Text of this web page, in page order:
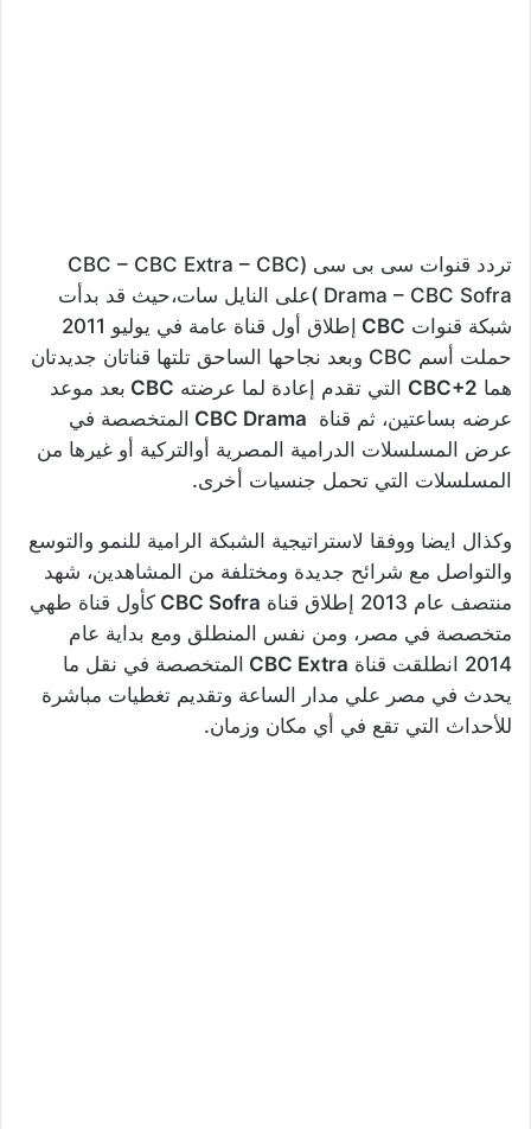
تردد قنوات سى بى سى (CBC – CBC Extra – CBC
Drama – CBC Sofra )على النايل سات،حيث قد بدأت
شبكة قنوات CBC
إطلاق أول قناة عامة في يوليو 2011
حملت أسم CBC وبعد نجاحها الساحق تلتها قناتان جديدتان
هما CBC+2 التي تقدم إعادة لما عرضته CBC بعد موعد
عرضه بساعتين، ثم قناة CBC Drama المتخصصة في
عرض المسلسلات الدرامية المصرية أوالتركية أو غيرها من
المسلسلات التي تحمل جنسيات أخرى.
وكذال ايضا ووفقا لاستراتيجية الشبكة الرامية للنمو والتوسع
والتواصل مع شرائح جديدة ومختلفة من المشاهدين، شهد
منتصف عام 2013 إطلاق قناة
CBC Sofra كأول قناة طهي
متخصصة في مصر، ومن نفس المنطلق ومع بداية عام
2014 انطلقت قناة
CBC Extra المتخصصة في نقل ما
يحدث في مصر علي مدار الساعة وتقديم تغطيات مباشرة
للأحداث التي تقع في أي مكان وزمان.